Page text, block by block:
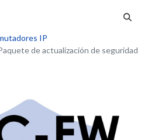
IP
de actualización de seguridad